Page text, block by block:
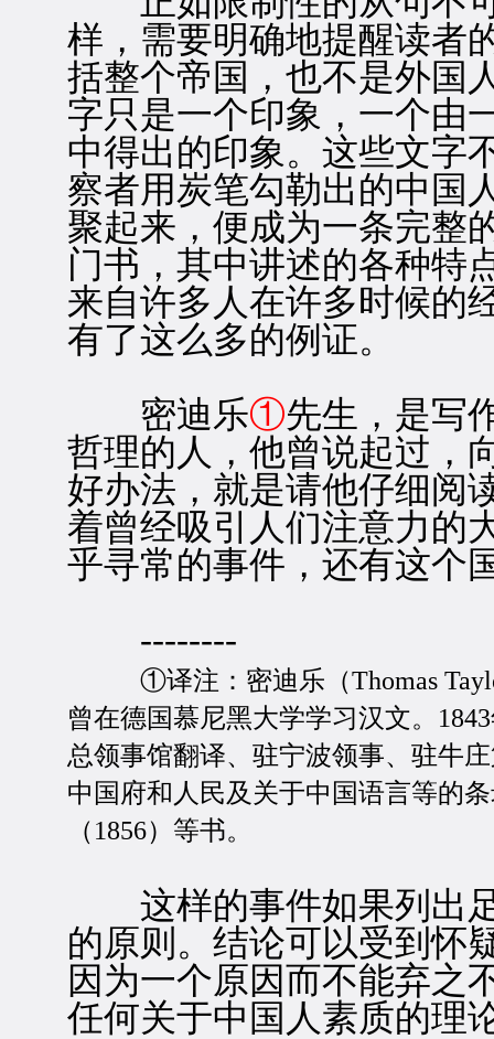
样，需要明确地提醒读者
括整个帝国，也不是外国
字只是一个印象，一个由
中得出的印象。这些文字
察者用炭笔勾勒出的中国
聚起来，便成为一条完整
门书，其中讲述的各种特
来自许多人在许多时候的
有了这么多的例证。
密迪乐①先生，是写
哲理的人，他曾说起过，
好办法，就是请他仔细阅
着曾经吸引人们注意力的
乎寻常的事件，还有这个
--------
①译注：密迪乐（Thomas
曾在德国慕尼黑大学学习汉文。
总领事馆翻译、驻宁波领事、驻牛
中国府和人民及关于中国语言等的
（1856）等书。
这样的事件如果列出足
的原则。结论可以受到怀
因为一个原因而不能弃之
任何关于中国人素质的理